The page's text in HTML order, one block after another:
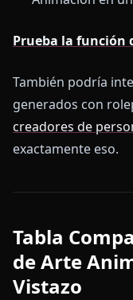
Prueba la función
También podría
generados con
creadores de
exactamente eso.
Tabla
de Arte
Vistazo